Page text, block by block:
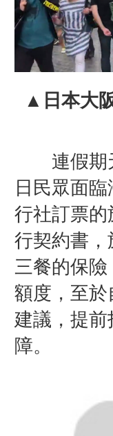
▲日本大
連假期
日民眾面
行社訂票
行契約書，
三餐的保險
額度，至於
建議，提前
障。